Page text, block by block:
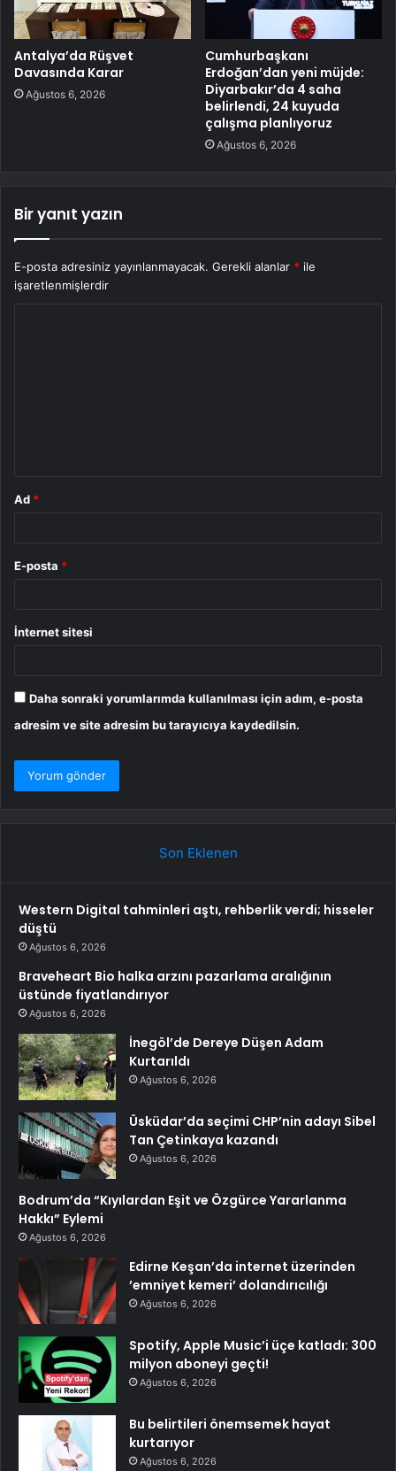
Antalya’da Rüşvet
Davasında Karar
Ağustos 6, 2026
Cumhurbaşkanı
Erdoğan’dan yeni müjde:
Diyarbakır’da 4 saha
belirlendi, 24 kuyuda
çalışma planlıyoruz
Ağustos 6, 2026
Bir yanıt yazın
E-posta adresiniz yayınlanmayacak. Gerekli alanlar * ile
işaretlenmişlerdir
Ad *
E-posta *
İnternet sitesi
Daha sonraki yorumlarımda kullanılması için adım, e-posta
adresim ve site adresim bu tarayıcıya kaydedilsin.
Son Eklenen
Western Digital tahminleri aştı, rehberlik verdi; hisseler
düştü
Ağustos 6, 2026
Braveheart Bio halka arzını pazarlama aralığının
üstünde fiyatlandırıyor
Ağustos 6, 2026
İnegöl’de Dereye Düşen Adam
Kurtarıldı
Ağustos 6, 2026
Üsküdar’da seçimi CHP’nin adayı Sibel
Tan Çetinkaya kazandı
Ağustos 6, 2026
Bodrum’da “Kıyılardan Eşit ve Özgürce Yararlanma
Hakkı” Eylemi
Ağustos 6, 2026
Edirne Keşan’da internet üzerinden
’emniyet kemeri’ dolandırıcılığı
Ağustos 6, 2026
Spotify, Apple Music’i üçe katladı: 300
milyon aboneyi geçti!
Ağustos 6, 2026
Bu belirtileri önemsemek hayat
kurtarıyor
Ağustos 6, 2026